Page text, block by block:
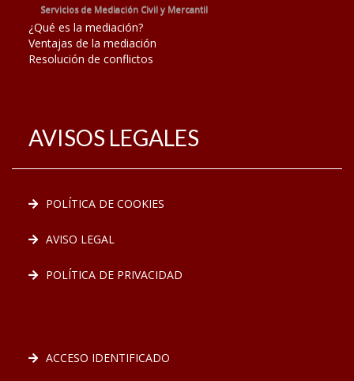
Servicios de Mediación Civil y Mercantil
¿Qué es la mediación?
Ventajas de la mediación
Resolución de conflictos
AVISOS LEGALES
POLÍTICA DE COOKIES
AVISO LEGAL
POLÍTICA DE PRIVACIDAD
ACCESO IDENTIFICADO